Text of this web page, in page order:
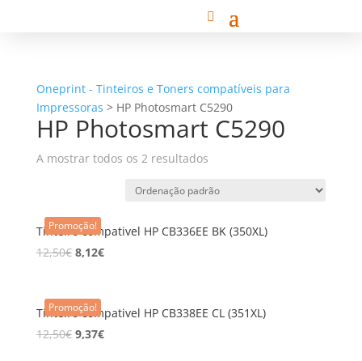
Oneprint - Tinteiros e Toners compatíveis para
Impressoras > HP Photosmart C5290
HP Photosmart C5290
A mostrar todos os 2 resultados
Promoção!
Tinteiro compativel HP CB336EE BK (350XL)
12,50€ 8,12€
Promoção!
Tinteiro compativel HP CB338EE CL (351XL)
12,50€ 9,37€